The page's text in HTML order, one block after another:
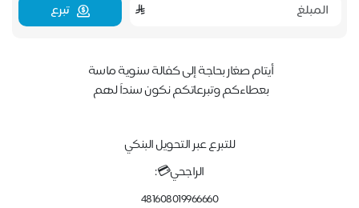
تبرع
أيتام صغار بحاجة إلى كفالة سنوية ماسة
بعطاءكم وتبرعاتكم نكون سنداً لهم
للتبرع عبر التحويل البنكي
الراجحي💳:
481608019966660